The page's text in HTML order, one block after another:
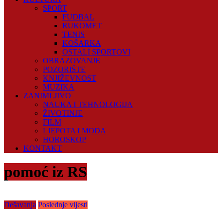
SPORT
FUDBAL
RUKOMET
TENIS
KOŠARKA
OSTALI SPORTOVI
OBRAZOVANJE
POZORIŠTE
KNJIŽEVNOST
MUZIKA
ZANIMLJIVO
NAUKA I TEHNOLOGIJA
ŽIVOTINJE
FILM
LJEPOTA I MODA
HOROSKOP
KONTAKT
pomoć iz RS
Dešavanja Poslednje vijesti